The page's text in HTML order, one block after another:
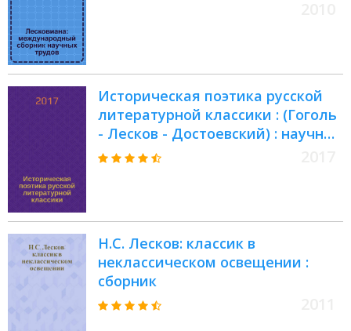
Историческая поэтика русской
литературной классики : (Гоголь
- Лесков - Достоевский) : научные
труды молодых ученых
Н.С. Лесков: классик в
неклассическом освещении :
сборник